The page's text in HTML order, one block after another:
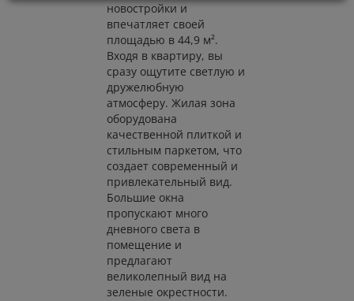
новостройки и
впечатляет своей
площадью в 44,9 м².
Входя в квартиру, вы
сразу ощутите светлую и
дружелюбную
атмосферу. Жилая зона
оборудована
качественной плиткой и
стильным паркетом, что
создает современный и
привлекательный вид.
Большие окна
пропускают много
дневного света в
помещение и
предлагают
великолепный вид на
зеленые окрестности.